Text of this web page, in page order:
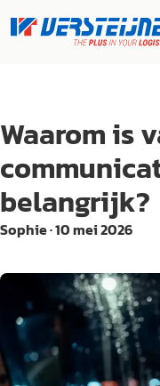
Waarom is
belangrijk?
Sophie·10 mei 2026